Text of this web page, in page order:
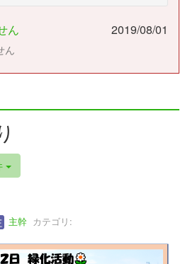
ん 2019/08/01
ん
主幹 カテゴリ: